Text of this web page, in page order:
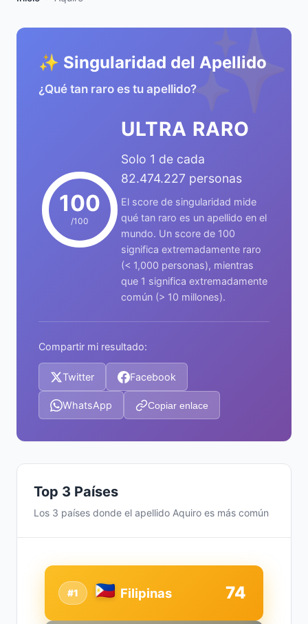
✨
✨ Singularidad del Apellido
¿Qué tan raro es tu apellido?
100
/100
ULTRA RARO
Solo 1 de cada
82.474.227 personas
El score de singularidad mide
qué tan raro es un apellido en el
mundo. Un score de 100
significa extremadamente raro
(< 1,000 personas), mientras
que 1 significa extremadamente
común (> 10 millones).
Compartir mi resultado:
Twitter Facebook
WhatsApp Copiar enlace
Top 3 Países
Los 3 países donde el apellido Aquiro es más común
#1 Filipinas 74